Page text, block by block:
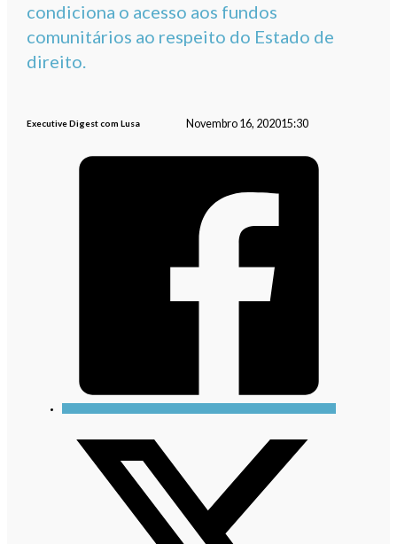
condiciona o acesso aos fundos
comunitários ao respeito do Estado de
direito.
Executive Digest com Lusa Novembro 16, 202015:30